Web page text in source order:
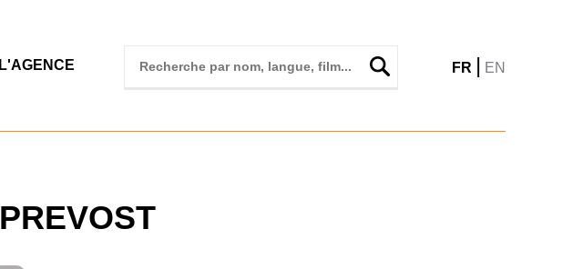
L'AGENCE FR | EN
PREVOST